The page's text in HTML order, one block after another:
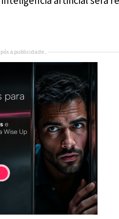
a publicidade..